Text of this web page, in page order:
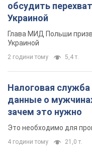
обсудить
Украиной
Глава МИД Польши
Украиной
2 години тому 5,4 т.
Налоговая
данные о
зачем это нужно
Это необходимо для
4 години тому 21,0 т.